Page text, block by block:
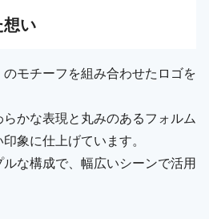
い
のモチーフを組み合わせたロゴを
らかな表現と丸みのあるフォルム
象に仕上げています。
な構成で、幅広いシーンで活用